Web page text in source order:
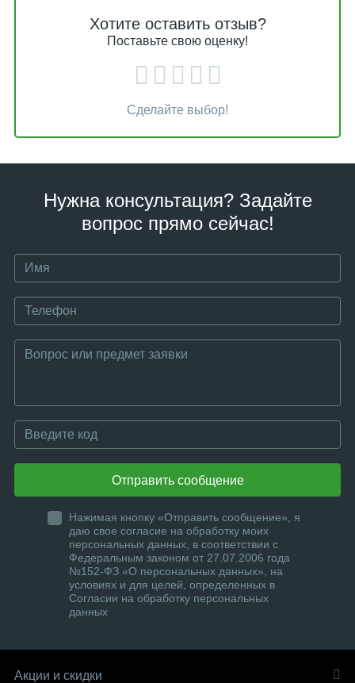
Хотите оставить отзыв?
Поставьте свою оценку!
Сделайте выбор!
Нужна консультация? Задайте
вопрос прямо сейчас!
Отправить сообщение
Нажимая кнопку «Отправить сообщение», я
даю свое согласие на обработку моих
персональных данных, в соответствии с
Федеральным законом от 27.07.2006 года
№152-ФЗ «О персональных данных», на
условиях и для целей, определенных в
Согласии на обработку персональных
данных
Акции и скидки